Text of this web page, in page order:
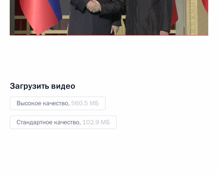
Загрузить видео
Высокое качество, 560.5 МБ
Стандартное качество, 102.9 МБ